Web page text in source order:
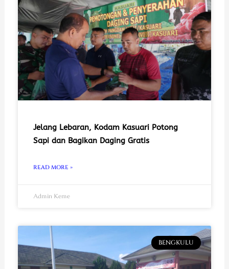
Jelang Lebaran, Kodam Kasuari Potong
Sapi dan Bagikan Daging Gratis
READ MORE »
Admin Keme
BENGKULU